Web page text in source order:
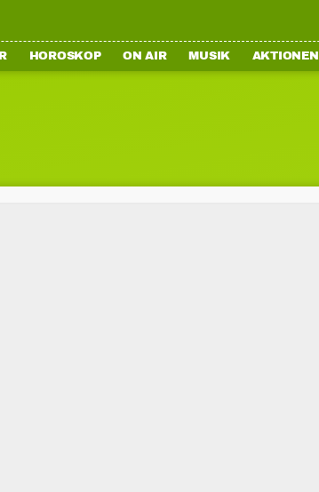
HOROSKOP ON AIR MUSIK AKTIONEN